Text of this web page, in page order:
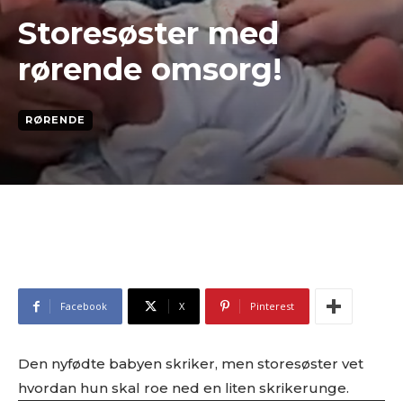
Storesøster med
rørende omsorg!
RØRENDE
Facebook X Pinterest
Den nyfødte babyen skriker, men storesøster vet
hvordan hun skal roe ned en liten skrikerunge.